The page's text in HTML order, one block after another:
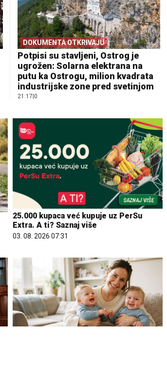
DOKUMENTA OTKRIVAJU
Potpisi su stavljeni, Ostrog je
ugrožen: Solarna elektrana na
putu ka Ostrogu, milion kvadrata
industrijske zone pred svetinjom
21:17 0
25.000 kupaca već kupuje uz PerSu
Extra. A ti? Saznaj više
03. 08. 2026 07:31